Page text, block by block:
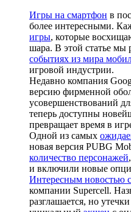
Игры на смартфон в
более интересными.
игры, которые
шара. В этой статье мы
событиях из мира
игровой индустрии.
Недавно компания
версию фирменной
усовершенствований
теперь доступны
превращает время в
Одной из самых
новая версия PUBG
количество персонажей
и включили новые
Интересным новостью
компании Supercell.
разглашается, но